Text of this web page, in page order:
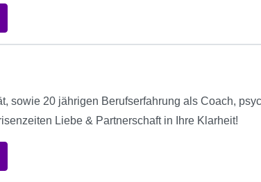
sowie 20 jährigen Berufserfahrung als Coach,
Liebe & Partnerschaft in Ihre Klarheit!